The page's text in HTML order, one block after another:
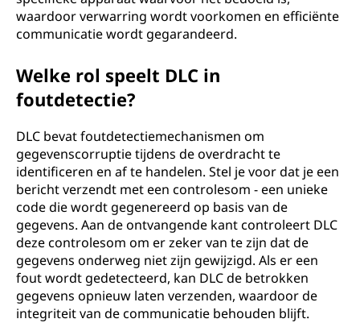
waardoor verwarring wordt voorkomen en efficiënte
communicatie wordt gegarandeerd.
Welke rol speelt DLC in
foutdetectie?
DLC bevat foutdetectiemechanismen om
gegevenscorruptie tijdens de overdracht te
identificeren en af te handelen. Stel je voor dat je een
bericht verzendt met een controlesom - een unieke
code die wordt gegenereerd op basis van de
gegevens. Aan de ontvangende kant controleert DLC
deze controlesom om er zeker van te zijn dat de
gegevens onderweg niet zijn gewijzigd. Als er een
fout wordt gedetecteerd, kan DLC de betrokken
gegevens opnieuw laten verzenden, waardoor de
integriteit van de communicatie behouden blijft.